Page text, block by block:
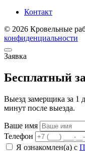
Контакт
© 2026 Кровельные
конфиденциальности
Заявка
Бесплатный
Выезд замерщика за 1
минут после выезда.
Ваше имя
Телефон
Я ознакомлен(а) с